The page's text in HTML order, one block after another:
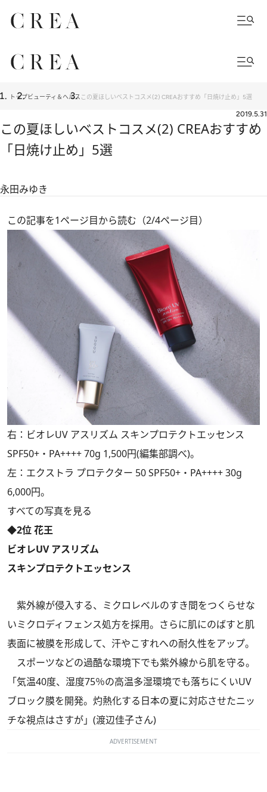
トップビューティ＆ヘルス この夏ほしいベストコスメ(2) CREAおすすめ「日焼け止め」5選
2019.5.31
この夏ほしいベストコスメ(2) CREAおすすめ
「日焼け止め」5選
永田みゆき
この記事を1ページ目から読む（2/4ページ目）
右：ビオレUV アスリズム スキンプロテクトエッセンス
SPF50+・PA++++ 70g 1,500円(編集部調べ)。
左：エクストラ プロテクター 50 SPF50+・PA++++ 30g
6,000円。
すべての写真を見る
◆2位 花王
ビオレUV アスリズム
スキンプロテクトエッセンス
紫外線が侵入する、ミクロレベルのすき間をつくらせな
いミクロディフェンス処方を採用。さらに肌にのばすと肌
表面に被膜を形成して、汗やこすれへの耐久性をアップ。
スポーツなどの過酷な環境下でも紫外線から肌を守る。
「気温40度、湿度75％の高温多湿環境でも落ちにくいUV
ブロック膜を開発。灼熱化する日本の夏に対応させたニッ
チな視点はさすが」(渡辺佳子さん)
ADVERTISEMENT